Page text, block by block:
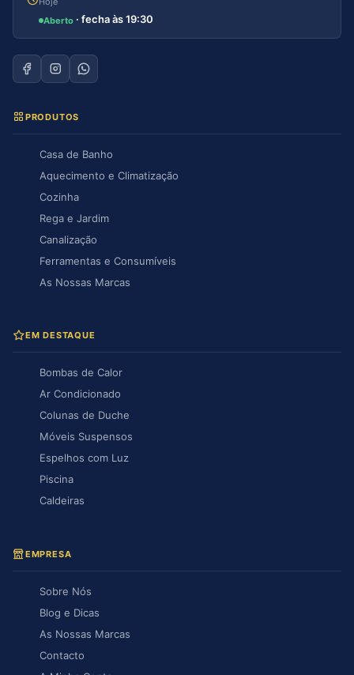
Aberto · fecha às 19:30
PRODUTOS
Casa de Banho
Aquecimento e Climatização
Cozinha
Rega e Jardim
Canalização
Ferramentas e Consumíveis
As Nossas Marcas
EM DESTAQUE
Bombas de Calor
Ar Condicionado
Colunas de Duche
Móveis Suspensos
Espelhos com Luz
Piscina
Caldeiras
EMPRESA
Sobre Nós
Blog e Dicas
As Nossas Marcas
Contacto